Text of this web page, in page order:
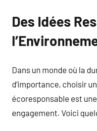
Des Idées
Dans un monde où la
d’importance, choisir
écoresponsable est
engagement. Voici